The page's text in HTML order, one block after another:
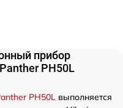
прибор
PH50L
PH50L выполняется